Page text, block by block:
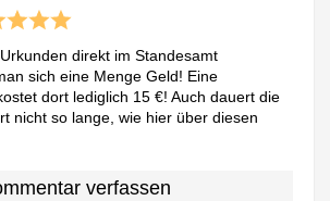
direkt im Standesamt
sich eine Menge Geld! Eine
dort lediglich 15 €! Auch dauert die
nicht so lange, wie hier über diesen
verfassen